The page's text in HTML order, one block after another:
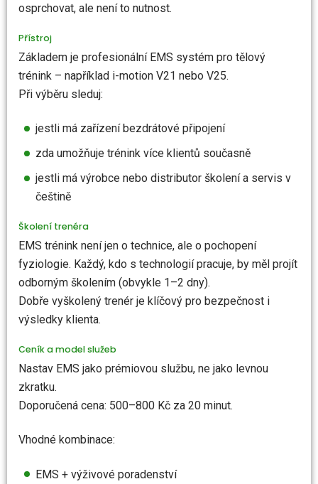
osprchovat, ale není to nutnost.
Přístroj
Základem je profesionální EMS systém pro tělový
trénink – například i-motion V21 nebo V25.
Při výběru sleduj:
jestli má zařízení bezdrátové připojení
zda umožňuje trénink více klientů současně
jestli má výrobce nebo distributor školení a servis v
češtině
Školení trenéra
EMS trénink není jen o technice, ale o pochopení
fyziologie. Každý, kdo s technologií pracuje, by měl projít
odborným školením (obvykle 1–2 dny).
Dobře vyškolený trenér je klíčový pro bezpečnost i
výsledky klienta.
Ceník a model služeb
Nastav EMS jako prémiovou službu, ne jako levnou
zkratku.
Doporučená cena: 500–800 Kč za 20 minut.
Vhodné kombinace:
EMS + výživové poradenství